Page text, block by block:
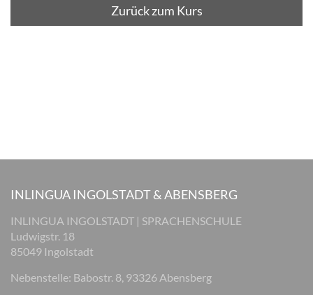
Zurück zum Kurs
INLINGUA INGOLSTADT & ABENSBERG
INLINGUA INGOLSTADT | SPRACHENSCHULE
Ludwigstr. 18
85049 Ingolstadt
Nebenstelle: Babostr. 8, 93326 Abensberg